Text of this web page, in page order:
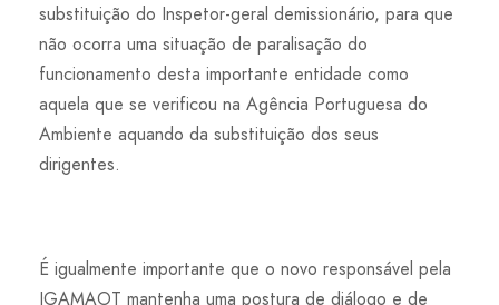
substituição do Inspetor-geral demissionário, para que
não ocorra uma situação de paralisação do
funcionamento desta importante entidade como
aquela que se verificou na Agência Portuguesa do
Ambiente aquando da substituição dos seus
dirigentes.
É igualmente importante que o novo responsável pela
IGAMAOT mantenha uma postura de diálogo e de